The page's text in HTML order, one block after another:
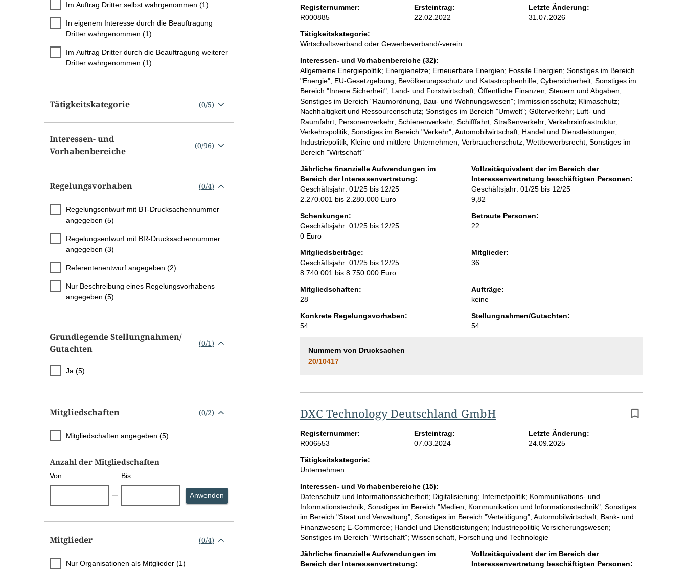
Im Auftrag Dritter selbst wahrgenommen (1)
In eigenem Interesse durch die Beauftragung
Dritter wahrgenommen (1)
Im Auftrag Dritter durch die Beauftragung weiterer
Dritter wahrgenommen (1)
Tätigkeitskategorie (0/5)
Interessen- und
Vorhabenbereiche
(0/96)
Regelungsvorhaben (0/4)
Regelungsentwurf mit BT-Drucksachennummer
angegeben (5)
Regelungsentwurf mit BR-Drucksachennummer
angegeben (3)
Referentenentwurf angegeben (2)
Nur Beschreibung eines Regelungsvorhabens
angegeben (5)
Grundlegende Stellungnahmen/​
Gutachten
(0/1)
Ja (5)
Mitgliedschaften (0/2)
Mitgliedschaften angegeben (5)
Anzahl der Mitgliedschaften
Von Bis
Anwenden Selektion Anzahl der Mitgliedschaften
Mitglieder (0/4)
Nur Organisationen als Mitglieder (1)
Registernummer:
R000885
Ersteintrag:
22.02.2022
Letzte Änderung:
31.07.2026
Tätigkeitskategorie:
Wirtschaftsverband oder Gewerbeverband/-verein
Interessen- und Vorhabenbereiche (32):
Allgemeine Energiepolitik; Energienetze; Erneuerbare Energien; Fossile Energien; Sonstiges im Bereich
"Energie"; EU-Gesetzgebung; Bevölkerungsschutz und Katastrophenhilfe; Cybersicherheit; Sonstiges im
Bereich "Innere Sicherheit"; Land- und Forstwirtschaft; Öffentliche Finanzen, Steuern und Abgaben;
Sonstiges im Bereich "Raumordnung, Bau- und Wohnungswesen"; Immissionsschutz; Klimaschutz;
Nachhaltigkeit und Ressourcenschutz; Sonstiges im Bereich "Umwelt"; Güterverkehr; Luft- und
Raumfahrt; Personenverkehr; Schienenverkehr; Schifffahrt; Straßenverkehr; Verkehrsinfrastruktur;
Verkehrspolitik; Sonstiges im Bereich "Verkehr"; Automobilwirtschaft; Handel und Dienstleistungen;
Industriepolitik; Kleine und mittlere Unternehmen; Verbraucherschutz; Wettbewerbsrecht; Sonstiges im
Bereich "Wirtschaft"
Jährliche finanzielle Aufwendungen im
Bereich der Interessenvertretung:
Geschäftsjahr: 01/25 bis 12/25
2.270.001 bis 2.280.000 Euro
Vollzeitäquivalent der im Bereich der
Interessenvertretung beschäftigten Personen:
Geschäftsjahr: 01/25 bis 12/25
9,82
Schenkungen:
Geschäftsjahr: 01/25 bis 12/25
0 Euro
Betraute Personen:
22
Mitgliedsbeiträge:
Geschäftsjahr: 01/25 bis 12/25
8.740.001 bis 8.750.000 Euro
Mitglieder:
36
Mitgliedschaften:
28
Aufträge:
keine
Konkrete Regelungsvorhaben:
54
Stellungnahmen/Gutachten:
54
Nummern von Drucksachen
20/10417
DXC Technology Deutschland GmbH
Registernummer:
R006553
Ersteintrag:
07.03.2024
Letzte Änderung:
24.09.2025
Tätigkeitskategorie:
Unternehmen
Interessen- und Vorhabenbereiche (15):
Datenschutz und Informationssicherheit; Digitalisierung; Internetpolitik; Kommunikations- und
Informationstechnik; Sonstiges im Bereich "Medien, Kommunikation und Informationstechnik"; Sonstiges
im Bereich "Staat und Verwaltung"; Sonstiges im Bereich "Verteidigung"; Automobilwirtschaft; Bank- und
Finanzwesen; E-Commerce; Handel und Dienstleistungen; Industriepolitik; Versicherungswesen;
Sonstiges im Bereich "Wirtschaft"; Wissenschaft, Forschung und Technologie
Jährliche finanzielle Aufwendungen im
Bereich der Interessenvertretung:
Vollzeitäquivalent der im Bereich der
Interessenvertretung beschäftigten Personen: